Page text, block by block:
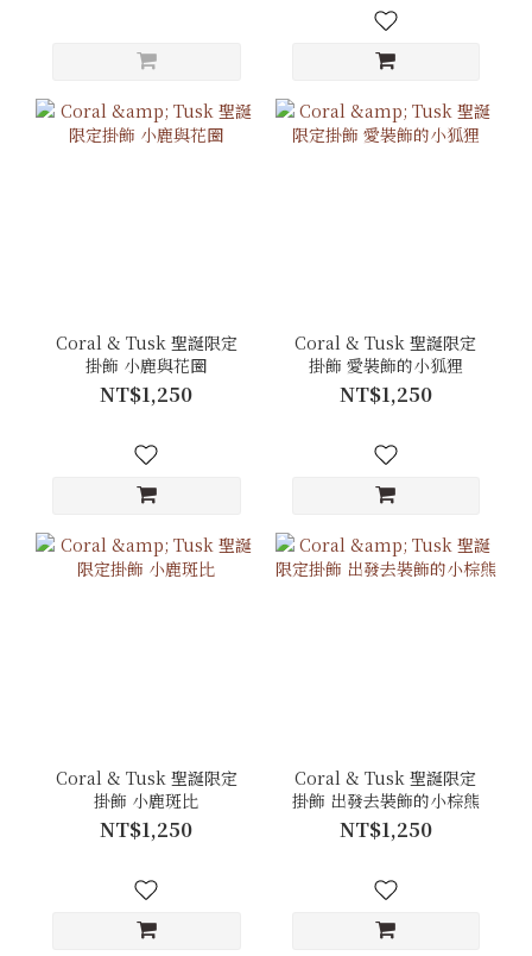
Coral & Tusk 聖誕限定
掛飾 小鹿與花圈
NT$1,250
Coral & Tusk 聖誕限定
掛飾 愛裝飾的小狐狸
NT$1,250
Coral & Tusk 聖誕限定
掛飾 小鹿斑比
NT$1,250
Coral & Tusk 聖誕限定
掛飾 出發去裝飾的小棕熊
NT$1,250